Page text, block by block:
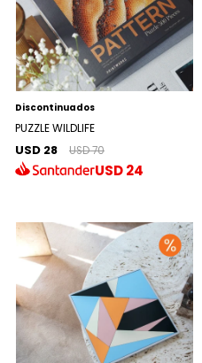
Discontinuados
PUZZLE WILDLIFE
USD 28 USD 70
USD24